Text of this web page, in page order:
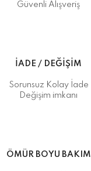
Güvenli Alışveriş
İADE / DEĞİŞİM
Sorunsuz Kolay İade
Değişim imkanı
ÖMÜR BOYU BAKIM